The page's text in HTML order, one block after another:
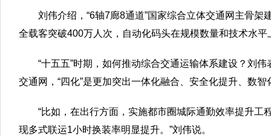
刘伟介绍，“6轴7廊8通道”国家综合立体交通网主骨
全载客突破400万人次，自动化码头在规模数量和技术水平
“十五五”时期，如何推动综合交通运输体系建设？刘
交通网，“四化”是更加突出一体化融合、安全化提升、数
“比如，在出行方面，实施都市圈城际通勤效率提升
现多式联运1小时换装率明显提升。”刘伟说。